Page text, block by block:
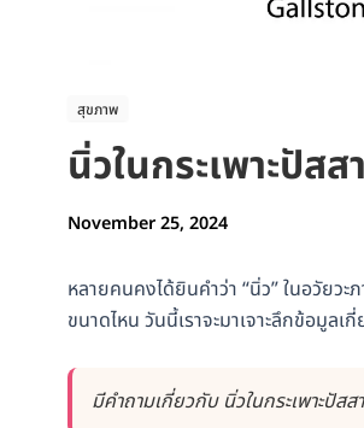
สุขภาพ
นิ่วในกระเพาะปัส
November 25, 2024
หลายคนคงได้ยินคำว่า “นิ่ว” ในอวัยว
ขนาดไหน วันนี้เราจะมาเจาะลึกข้อมูลเ
มีคำถามเกี่ยวกับ นิ่วในกระเพาะปัสส